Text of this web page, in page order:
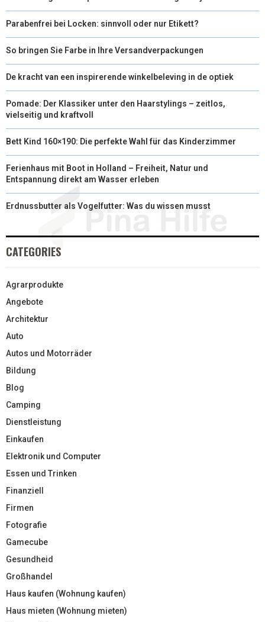
Parabenfrei bei Locken: sinnvoll oder nur Etikett?
So bringen Sie Farbe in Ihre Versandverpackungen
De kracht van een inspirerende winkelbeleving in de optiek
Pomade: Der Klassiker unter den Haarstylings – zeitlos,
vielseitig und kraftvoll
Bett Kind 160×190: Die perfekte Wahl für das Kinderzimmer
Ferienhaus mit Boot in Holland – Freiheit, Natur und
Entspannung direkt am Wasser erleben
Erdnussbutter als Vogelfutter: Was du wissen musst
CATEGORIES
Agrarprodukte
Angebote
Architektur
Auto
Autos und Motorräder
Bildung
Blog
Camping
Dienstleistung
Einkaufen
Elektronik und Computer
Essen und Trinken
Finanziell
Firmen
Fotografie
Gamecube
Gesundheid
Großhandel
Haus kaufen (Wohnung kaufen)
Haus mieten (Wohnung mieten)